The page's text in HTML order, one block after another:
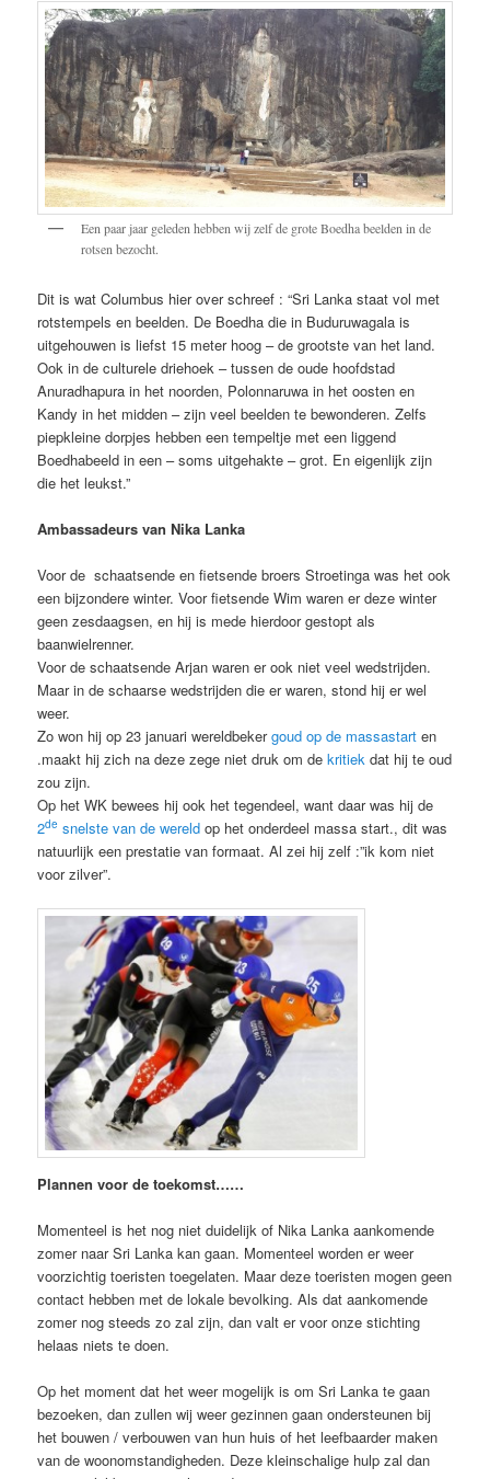
Een paar jaar geleden hebben wij zelf de grote Boedha beelden in de
rotsen bezocht.
Dit is wat Columbus hier over schreef : “Sri Lanka staat vol met
rotstempels en beelden. De Boedha die in Buduruwagala is
uitgehouwen is liefst 15 meter hoog – de grootste van het land.
Ook in de culturele driehoek – tussen de oude hoofdstad
Anuradhapura in het noorden, Polonnaruwa in het oosten en
Kandy in het midden – zijn veel beelden te bewonderen. Zelfs
piepkleine dorpjes hebben een tempeltje met een liggend
Boedhabeeld in een – soms uitgehakte – grot. En eigenlijk zijn
die het leukst.”
Ambassadeurs van Nika Lanka
Voor de schaatsende en fietsende broers Stroetinga was het ook
een bijzondere winter. Voor fietsende Wim waren er deze winter
geen zesdaagsen, en hij is mede hierdoor gestopt als
baanwielrenner.
Voor de schaatsende Arjan waren er ook niet veel wedstrijden.
Maar in de schaarse wedstrijden die er waren, stond hij er wel
weer.
Zo won hij op 23 januari wereldbekergoud op de massastart en
.maakt hij zich na deze zege niet druk om dekritiek dat hij te oud
zou zijn.
Op het WK bewees hij ook het tegendeel, want daar was hij de
2de snelste van de wereld op het onderdeel massa start., dit was
natuurlijk een prestatie van formaat. Al zei hij zelf :”ik kom niet
voor zilver”.
Plannen voor de toekomst……
Momenteel is het nog niet duidelijk of Nika Lanka aankomende
zomer naar Sri Lanka kan gaan. Momenteel worden er weer
voorzichtig toeristen toegelaten. Maar deze toeristen mogen geen
contact hebben met de lokale bevolking. Als dat aankomende
zomer nog steeds zo zal zijn, dan valt er voor onze stichting
helaas niets te doen.
Op het moment dat het weer mogelijk is om Sri Lanka te gaan
bezoeken, dan zullen wij weer gezinnen gaan ondersteunen bij
het bouwen / verbouwen van hun huis of het leefbaarder maken
van de woonomstandigheden. Deze kleinschalige hulp zal dan